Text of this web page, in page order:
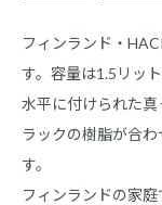
フィンランド・
す。容量は1.5リッ
水平に付けられた
ラックの樹脂が合
す。
フィンランドの家